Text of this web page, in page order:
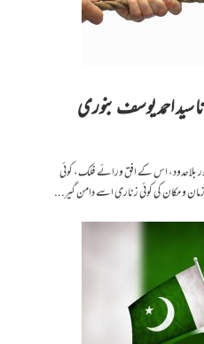
احمد یوسف بنوری
بلاحدود، اس کے افق ورائے فلک، کوئی
زمان و مکان کی کوئی زناری اسے دامن گیر...